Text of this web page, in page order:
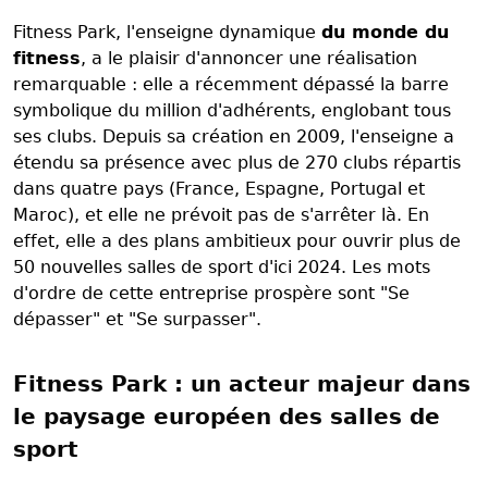
Fitness Park, l'enseigne dynamique du monde du
fitness, a le plaisir d'annoncer une réalisation
remarquable : elle a récemment dépassé la barre
symbolique du million d'adhérents, englobant tous
ses clubs. Depuis sa création en 2009, l'enseigne a
étendu sa présence avec plus de 270 clubs répartis
dans quatre pays (France, Espagne, Portugal et
Maroc), et elle ne prévoit pas de s'arrêter là. En
effet, elle a des plans ambitieux pour ouvrir plus de
50 nouvelles salles de sport d'ici 2024. Les mots
d'ordre de cette entreprise prospère sont "Se
dépasser" et "Se surpasser".
Fitness Park : un acteur majeur dans
le paysage européen des salles de
sport